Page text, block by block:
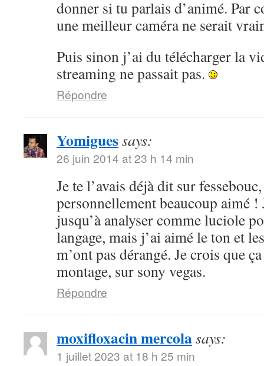
donner si tu parlais d’animé. Par
une meilleur caméra ne serait
Puis sinon j’ai du télécharger la
streaming ne passait pas.
Répondre
Yomiguessays:
26 juin 2014 at 23 h 14 min
Je te l’avais déjà dit sur
personnellement beaucoup aimé !
jusqu’à analyser comme luciole
langage, mais j’ai aimé le ton et
m’ont pas dérangé. Je crois que
montage, sur sony vegas.
Répondre
moxifloxacin mercolasays:
1 juillet 2023 at 18 h 25 min